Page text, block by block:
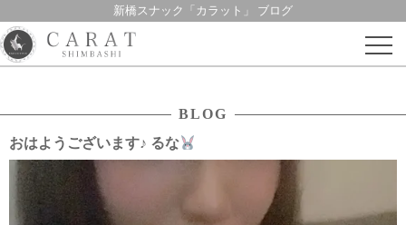
新橋スナック「カラット」 ブログ
Skip
BLOG
おはようございます♪ るな